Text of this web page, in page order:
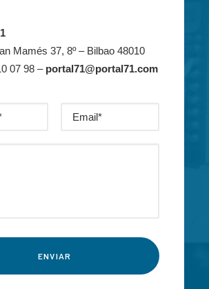
Mamés 37, 8º – Bilbao 48010
07 98 – portal71@portal71.com